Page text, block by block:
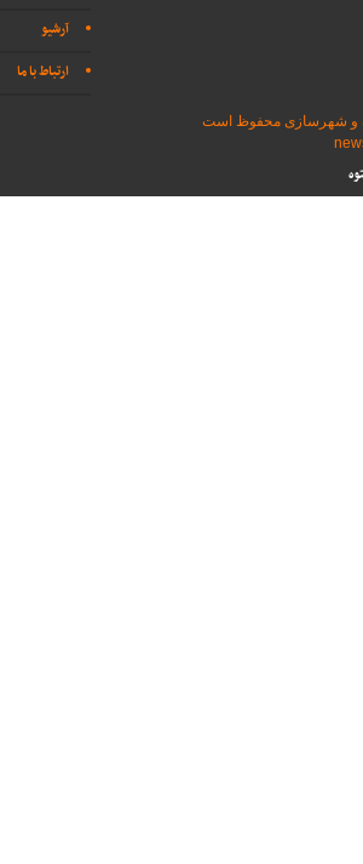
آرشیو
ارتباط با ما
و شهرسازی محفوظ است